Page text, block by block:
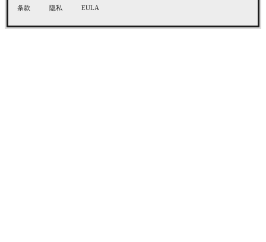
条款 隐私 EULA